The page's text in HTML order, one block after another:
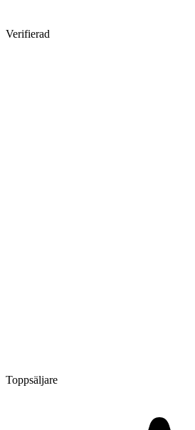
Verifierad
Toppsäljare